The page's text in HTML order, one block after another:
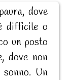
dove
difficile o
un posto
dove non
Un